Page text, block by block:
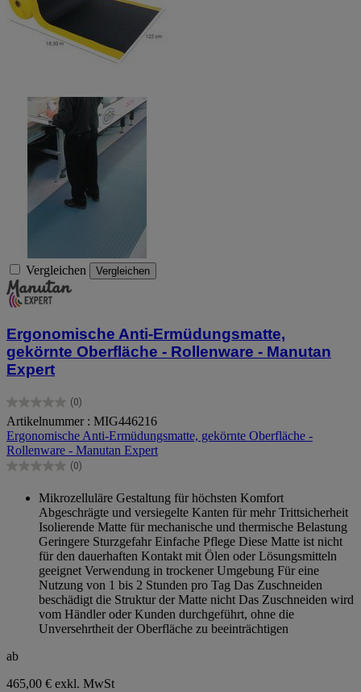
Vergleichen Vergleichen
Ergonomische Anti-Ermüdungsmatte,
gekörnte Oberfläche - Rollenware - Manutan
Expert
(0)
0.0
von
5
Sternen.
Artikelnummer : MIG446216
Ergonomische Anti-Ermüdungsmatte, gekörnte Oberfläche -
Rollenware - Manutan Expert
(0)
0.0
Sternen.
Mikrozelluläre Gestaltung für höchsten Komfort
Abgeschrägte und versiegelte Kanten für mehr Trittsicherheit
Isolierende Matte für mechanische und thermische Belastung
Geringere Sturzgefahr Einfache Pflege Diese Matte ist nicht
für den dauerhaften Kontakt mit Ölen oder Lösungsmitteln
geeignet Verwendung in trockener Umgebung Für eine
Nutzung von 1 bis 2 Stunden pro Tag Das Zuschneiden
beschädigt die Struktur der Matte nicht Das Zuschneiden wird
vom Händler oder Kunden durchgeführt, ohne die
Unversehrtheit der Oberfläche zu beeinträchtigen
ab
465,00 € exkl. MwSt